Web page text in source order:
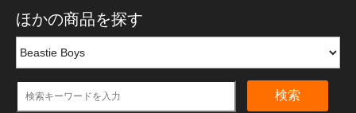
ほかの商品を探す
検索